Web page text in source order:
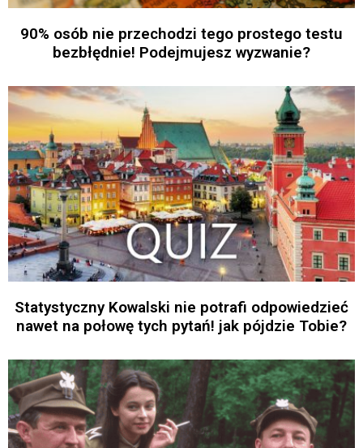
90% osób nie przechodzi tego prostego testu
bezbłędnie! Podejmujesz wyzwanie?
Statystyczny Kowalski nie potrafi odpowiedzieć
nawet na połowę tych pytań! jak pójdzie Tobie?